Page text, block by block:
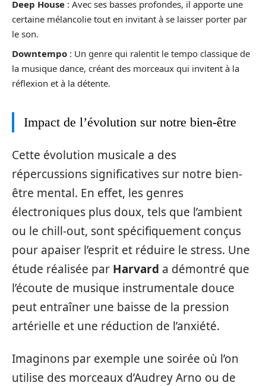
Deep House : Avec ses basses profondes, il apporte une
certaine mélancolie tout en invitant à se laisser porter par
le son.
Downtempo : Un genre qui ralentit le tempo classique de
la musique dance, créant des morceaux qui invitent à la
réflexion et à la détente.
Impact de l’évolution sur notre bien-être
Cette évolution musicale a des
répercussions significatives sur notre bien-
être mental. En effet, les genres
électroniques plus doux, tels que l’ambient
ou le chill-out, sont spécifiquement conçus
pour apaiser l’esprit et réduire le stress. Une
étude réalisée par Harvard a démontré que
l’écoute de musique instrumentale douce
peut entraîner une baisse de la pression
artérielle et une réduction de l’anxiété.
Imaginons par exemple une soirée où l’on
utilise des morceaux d’Audrey Arno ou de